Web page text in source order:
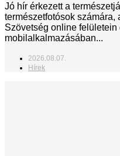
Jó hír érkezett a
természetfotósok számára,
Szövetség online
mobilalkalmazásában...
2026.08.07.
Hírek